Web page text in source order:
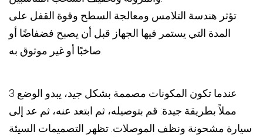
تؤثر هندسة التلامس ومعالجة السطح وقوة القفل على
المدة التي يستمر فيها الجهاز قبل أن يصبح فضفاضًا أو
عندما تكون المكونات مصممة بشكل جيد، يبدو الوضع 3
مملاً بطريقة جيدة: قم بتوصيله، ثم ابتعد عنه، ثم عد إلى
سيارة مشحونة ونظف الموصلات. تظهر التصميمات السيئة